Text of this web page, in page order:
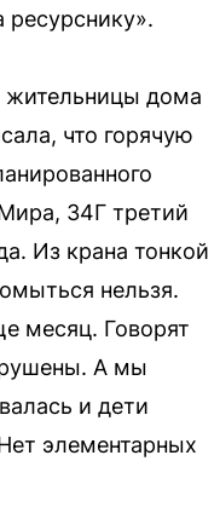
ресурснику».
жительницы дома
что горячую
34Г третий
Из крана тонкой
нельзя.
месяц. Говорят
А мы
и дети
элементарных